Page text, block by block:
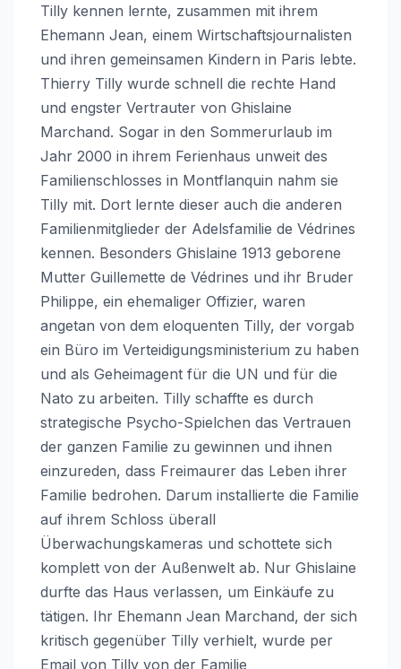
Tilly kennen lernte, zusammen mit ihrem
Ehemann Jean, einem Wirtschaftsjournalisten
und ihren gemeinsamen Kindern in Paris lebte.
Thierry Tilly wurde schnell die rechte Hand
und engster Vertrauter von Ghislaine
Marchand. Sogar in den Sommerurlaub im
Jahr 2000 in ihrem Ferienhaus unweit des
Familienschlosses in Montflanquin nahm sie
Tilly mit. Dort lernte dieser auch die anderen
Familienmitglieder der Adelsfamilie de Védrines
kennen. Besonders Ghislaine 1913 geborene
Mutter Guillemette de Védrines und ihr Bruder
Philippe, ein ehemaliger Offizier, waren
angetan von dem eloquenten Tilly, der vorgab
ein Büro im Verteidigungsministerium zu haben
und als Geheimagent für die UN und für die
Nato zu arbeiten. Tilly schaffte es durch
strategische Psycho-Spielchen das Vertrauen
der ganzen Familie zu gewinnen und ihnen
einzureden, dass Freimaurer das Leben ihrer
Familie bedrohen. Darum installierte die Familie
auf ihrem Schloss überall
Überwachungskameras und schottete sich
komplett von der Außenwelt ab. Nur Ghislaine
durfte das Haus verlassen, um Einkäufe zu
tätigen. Ihr Ehemann Jean Marchand, der sich
kritisch gegenüber Tilly verhielt, wurde per
Email von Tilly von der Familie